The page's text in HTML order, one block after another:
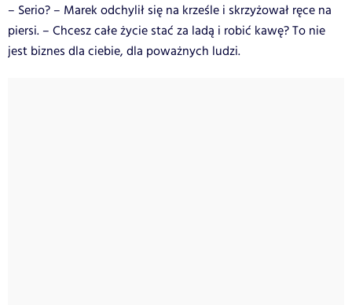
– Serio? – Marek odchylił się na krześle i skrzyżował ręce na
piersi. – Chcesz całe życie stać za ladą i robić kawę? To nie
jest biznes dla ciebie, dla poważnych ludzi.